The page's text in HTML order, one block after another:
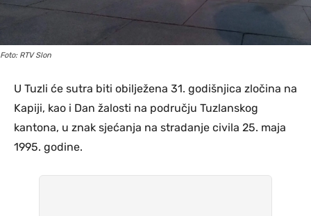
Foto: RTV Slon
U Tuzli će sutra biti obilježena 31. godišnjica zločina na
Kapiji, kao i Dan žalosti na području Tuzlanskog
kantona, u znak sjećanja na stradanje civila 25. maja
1995. godine.